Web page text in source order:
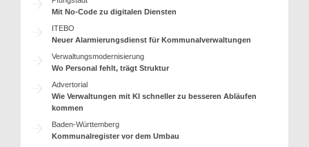
Mit No-Code zu digitalen Diensten
ITEBO
Neuer Alarmierungsdienst für Kommunalverwaltungen
Verwaltungsmodernisierung
Wo Personal fehlt, trägt Struktur
Advertorial
Wie Verwaltungen mit KI schneller zu besseren Abläufen
kommen
Baden-Württemberg
Kommunalregister vor dem Umbau